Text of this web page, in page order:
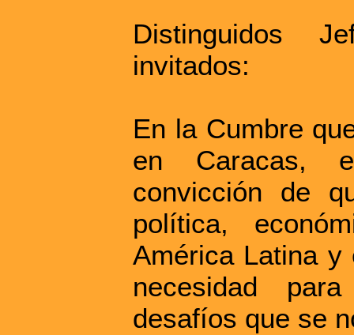
Distinguidos
invitados:
En la Cumbre
en Caracas,
convicción de
política,
América Latina y
necesidad
desafíos que se